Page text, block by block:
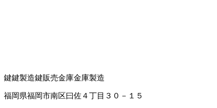
鍵鍵製造鍵販売金庫金庫製造
福岡県福岡市南区曰佐４丁目３０－１５